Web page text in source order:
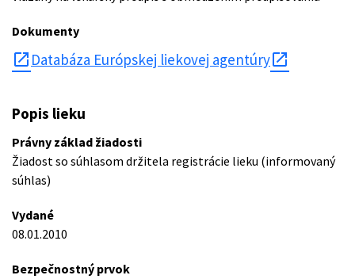
Dokumenty
open_in_new Databáza Európskej liekovej agentúry
Popis lieku
Právny základ žiadosti
Žiadost so súhlasom držitela registrácie lieku (informovaný
súhlas)
Vydané
08.01.2010
Bezpečnostný prvok